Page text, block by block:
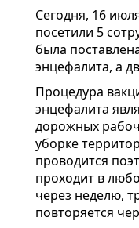
Сегодня, 16
посетили 5
была
энцефалита, а
Процедура
энцефалита
дорожных
уборке
проводится
проходит в
через неделю,
повторяется